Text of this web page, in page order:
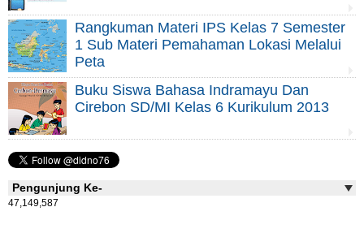
Rangkuman Materi IPS Kelas 7 Semester
1 Sub Materi Pemahaman Lokasi Melalui
Peta
Buku Siswa Bahasa Indramayu Dan
Cirebon SD/MI Kelas 6 Kurikulum 2013
Pengunjung Ke-
47,149,587